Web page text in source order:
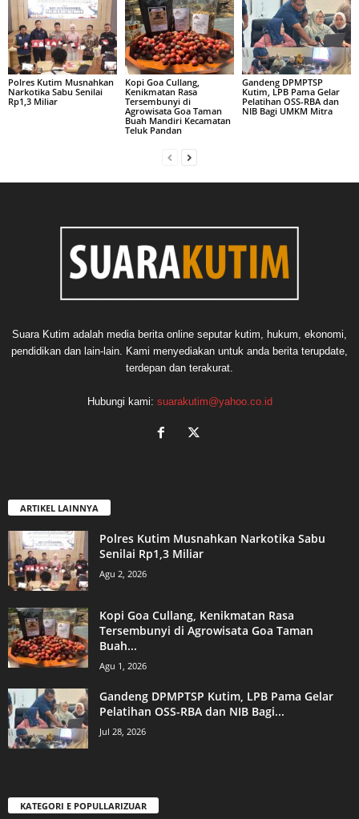
Polres Kutim Musnahkan
Narkotika Sabu Senilai
Rp1,3 Miliar
Kopi Goa Cullang,
Kenikmatan Rasa
Tersembunyi di
Agrowisata Goa Taman
Buah Mandiri Kecamatan
Teluk Pandan
Gandeng DPMPTSP
Kutim, LPB Pama Gelar
Pelatihan OSS-RBA dan
NIB Bagi UMKM Mitra
Suara Kutim adalah media berita online seputar kutim, hukum, ekonomi,
pendidikan dan lain-lain. Kami menyediakan untuk anda berita terupdate,
terdepan dan terakurat.
Hubungi kami: suarakutim@yahoo.co.id
ARTIKEL LAINNYA
Polres Kutim Musnahkan Narkotika Sabu
Senilai Rp1,3 Miliar
Agu 2, 2026
Kopi Goa Cullang, Kenikmatan Rasa
Tersembunyi di Agrowisata Goa Taman
Buah...
Agu 1, 2026
Gandeng DPMPTSP Kutim, LPB Pama Gelar
Pelatihan OSS-RBA dan NIB Bagi...
Jul 28, 2026
KATEGORI E POPULLARIZUAR